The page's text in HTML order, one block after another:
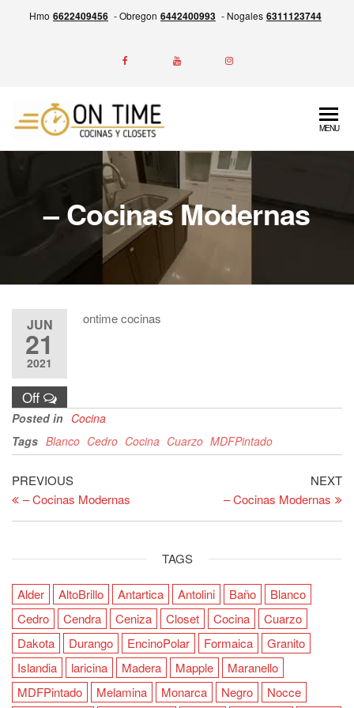
Hmo 6622409456 - Obregon 6442400993 - Nogales 6311123744
TIME
Cocinas
y
Closets
Fabricación
de
Cocinas,
Closets y
Más,
Garantía
por escrito
de entrega
Puntual nos
MENU
– Cocinas Modernas
JUN
21
2021
Off
ontime cocinas
Posted in Cocina
Tags Blanco Cedro Cocina Cuarzo MDFPintado
Post
navigation
Previous
Post
PREVIOUS
– Cocinas Modernas
NEXT
– Cocinas Modernas
TAGS
Alder AltoBrillo Antartica Antolini Baño
Blanco
Cedro
Cendra Ceniza Closet Cocina
Cuarzo
Dakota
Durango EncinoPolar Formaica
Granito
Islandia
laricina Madera Mapple
Maranello
MDFPintado
Melamina Monarca Negro Nocce